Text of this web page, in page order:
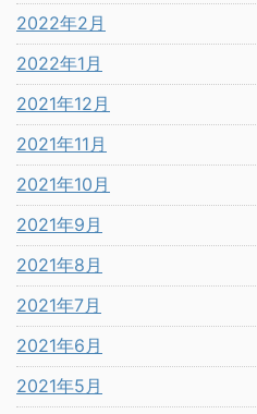
2022年2月
2022年1月
2021年12月
2021年11月
2021年10月
2021年9月
2021年8月
2021年7月
2021年6月
2021年5月